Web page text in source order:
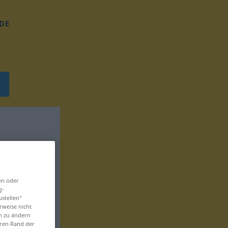
DE
oder
nicht
zu ändern
Rand der